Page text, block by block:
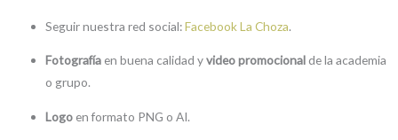
Seguir nuestra red social:Facebook La Choza.
Fotografía en buena calidad yvideo promocional de la academia
o grupo.
Logo en formato PNG o AI.